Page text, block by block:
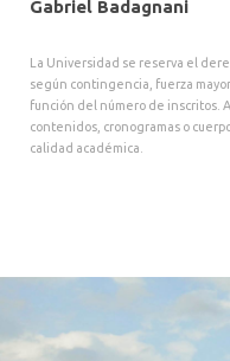
Gabriel Badagnani
La Universidad se reserva el
según contingencia, fuerza
función del número de inscritos.
contenidos, cronogramas o
calidad académica.